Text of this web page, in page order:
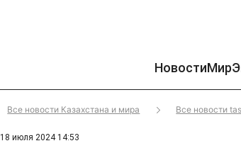
НовостиМир
Все новости Казахстана и мира Все новости
18 июля 2024 14:53